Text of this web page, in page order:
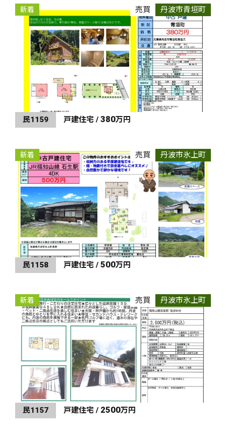
新着 売買 丹波市青垣町
民1159 戸建住宅 / 380万円
新着 売買 丹波市氷上町
民1158 戸建住宅 / 500万円
新着 売買 丹波市氷上町
民1157 戸建住宅 / 2500万円